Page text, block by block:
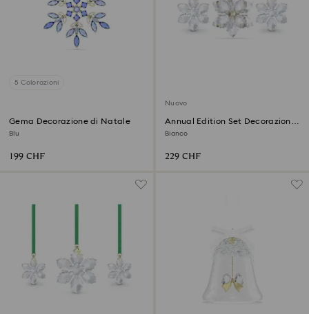
5 Colorazioni
Gema Decorazione di Natale
Blu
199 CHF
Nuovo
Annual Edition Set Decorazioni
3D 2026
Bianco
229 CHF